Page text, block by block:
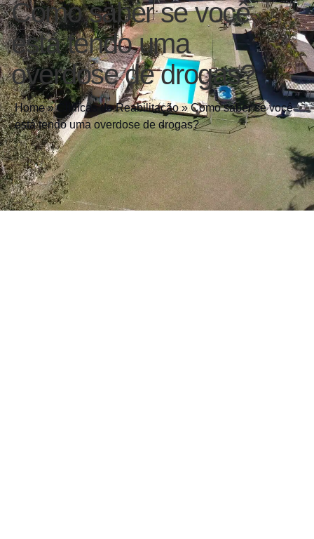
Como saber se você
está tendo uma
overdose de drogas?
Home»Clínicas de Reabilitação»Como saber se você
está tendo uma overdose de drogas?